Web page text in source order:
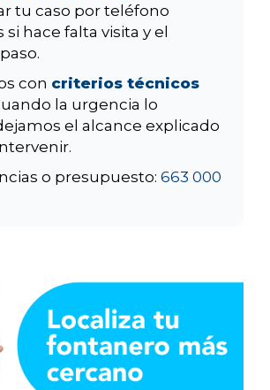
tu caso por teléfono
hace falta visita y el
con criterios técnicos
la urgencia lo
el alcance explicado
o presupuesto: 663 000